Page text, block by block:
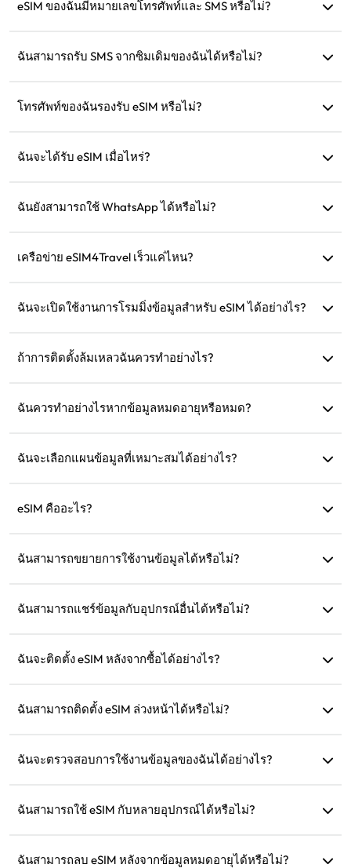
โมงเช้าในวันถัดไป หากใช้ข้อมูลครบตามที่กำหนด ความเร็วจะ
eSIM ของฉันมีหมายเลขโทรศัพท์และ SMS หรือไม่?
WhatsApp เพื่อการสื่อสารได้
ฉันสามารถรับ SMS จากซิมเดิมของฉันได้หรือไม่?
เพื่อรับ SMS เช่น การแจ้งเตือนบัตรเครดิตขณะเดินทาง
โทรศัพท์ของฉันรองรับ eSIM หรือไม่?
เพื่อยืนยันว่าอุปกรณ์ของคุณรองรับ eSIM หรือไม่
ฉันจะได้รับ eSIM เมื่อไหร่?
บนเว็บไซต์หลังจากการซื้อ
ฉันยังสามารถใช้ WhatsApp ได้หรือไม่?
เครือข่าย eSIM4Travel เร็วแค่ไหน?
สินค้า ความแข็งแกร่งของเครือข่ายขึ้นอยู่กับผู้ให้บริการในพื้นที่
ฉันจะเปิดใช้งานการโรมมิ่งข้อมูลสำหรับ eSIM ได้อย่างไร?
'บริการมือถือ' และเปิดใช้งาน 'การโรมมิ่งข้อมูล'
ถ้าการติดตั้งล้มเหลวฉันควรทำอย่างไร?
ไม่ เนื่องจาก eSIM แต่ละตัวสามารถติดตั้งได้เพียงครั้งเดียว หาก
ฉันควรทำอย่างไรหากข้อมูลหมดอายุหรือหมด?
ฉันจะเลือกแผนข้อมูลที่เหมาะสมได้อย่างไร?
10GB, 20GB)/30 วัน คุณสามารถเลือกตามความต้องการของ
eSIM คืออะไร?
จากดาวน์โหลดและติดตั้งแล้ว คุณสามารถใช้งานเพื่อเชื่อมต่อ
ฉันสามารถขยายการใช้งานข้อมูลได้หรือไม่?
จากแผนปัจจุบันหมดอายุ
ฉันสามารถแชร์ข้อมูลกับอุปกรณ์อื่นได้หรือไม่?
ข้อมูลจะเหมือนกับในโทรศัพท์ของคุณ
ฉันจะติดตั้ง eSIM หลังจากซื้อได้อย่างไร?
การติดตั้ง
ฉันสามารถติดตั้ง eSIM ล่วงหน้าได้หรือไม่?
สามารถใช้งานได้ทันทีเมื่อมาถึง
ฉันจะตรวจสอบการใช้งานข้อมูลของฉันได้อย่างไร?
บนเว็บไซต์
ฉันสามารถใช้ eSIM กับหลายอุปกรณ์ได้หรือไม่?
ติดต่อฝ่ายบริการลูกค้าสำหรับการโอนย้าย
ฉันสามารถลบ eSIM หลังจากข้อมูลหมดอายุได้หรือไม่?